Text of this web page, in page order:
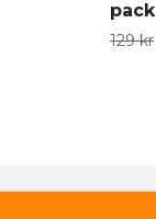
pack
129 kr